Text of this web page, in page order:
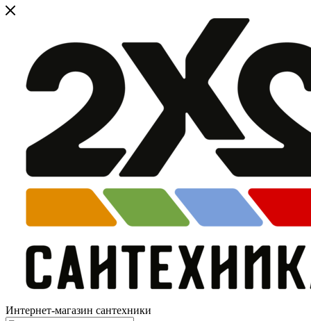
Интернет-магазин сантехники